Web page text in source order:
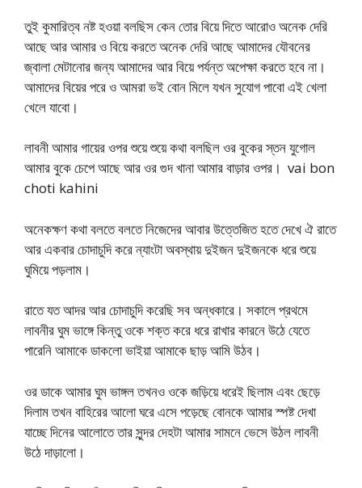
তুই কুমারিত্ব নষ্ট হওয়া বলছিস কেন তোর বিয়ে দিতে আরোও অনেক দেরি
আছে আর আমার ও বিয়ে করতে অনেক দেরি আছে আমাদের যৌবনের
জ্বালা মেটানোর জন্য আমাদের আর বিয়ে পর্যন্ত অপেক্ষা করতে হবে না।
আমাদের বিয়ের পরে ও আমরা ভই বোন মিলে যখন সুযোগ পাবো এই খেলা
খেলে যাবো।
লাবনী আমার গায়ের ওপর শুয়ে শুয়ে কথা বলছিল ওর বুকের স্তন যুগোল
আমার বুকে চেপে আছে আর ওর গুদ খানা আমার বাড়ার ওপর। vai bon
choti kahini
অনেকক্ষণ কথা বলতে বলতে নিজেদের আবার উত্তেজিত হতে দেখে ঐ রাতে
আর একবার চোদাচুদি করে ন্যাংটা অবস্থায় দুইজন দুইজনকে ধরে শুয়ে
ঘুমিয়ে পড়লাম।
রাতে যত আদর আর চোদাচুদি করেছি সব অন্ধকারে। সকালে প্রথমে
লাবনীর ঘুম ভাঙ্গে কিন্তু ওকে শক্ত করে ধরে রাখার কারনে উঠে যেতে
পারেনি আমাকে ডাকলো ভাইয়া আমাকে ছাড় আমি উঠব।
ওর ডাকে আমার ঘুম ভাঙ্গল তখনও ওকে জড়িয়ে ধরেই ছিলাম এবং ছেড়ে
দিলাম তখন বাহিরের আলো ঘরে এসে পড়েছে বোনকে আমার স্পষ্ট দেখা
যাচ্ছে দিনের আলোতে তার সুন্দর দেহটা আমার সামনে ভেসে উঠল লাবনী
উঠে দাড়ালো।